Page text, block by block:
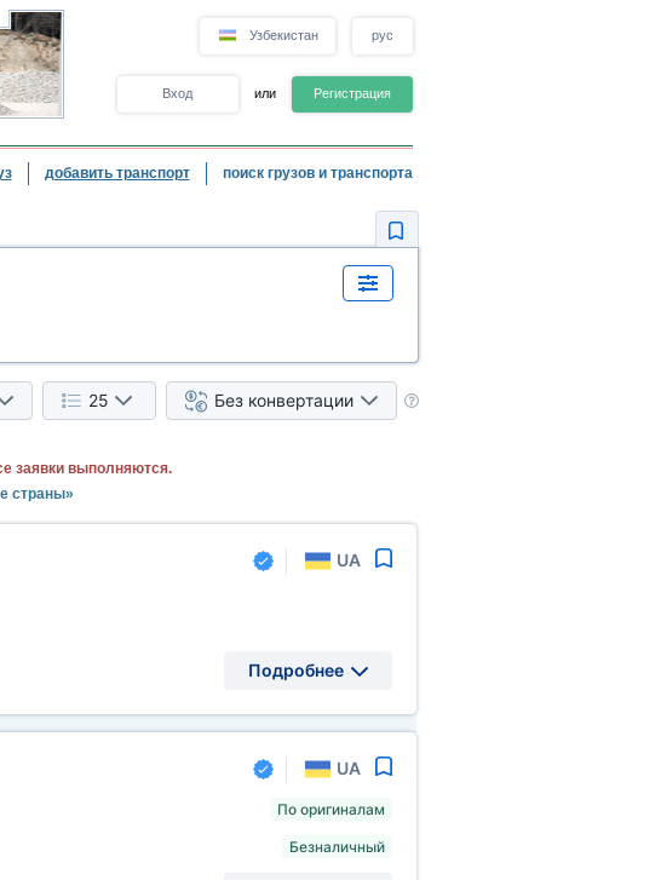
Узбекистан рус
Вход или Регистрация
добавить транспорт поиск грузов и транспорта
25 Без конвертации
заявки выполняются.
страны»
UA
Подробнее
UA
По оригиналам
Безналичный